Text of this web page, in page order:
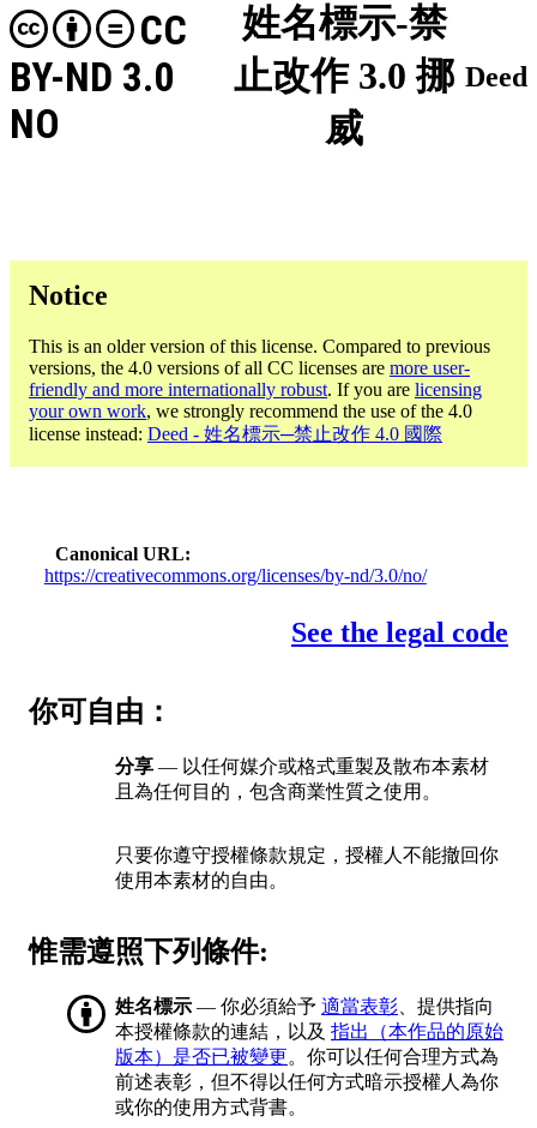
姓名標示-禁
止改作 3.0 挪
威
CC
BY-ND 3.0
NO
Deed
Notice
This is an older version of this license. Compared to previous
versions, the 4.0 versions of all CC licenses are more user-
friendly and more internationally robust. If you are licensing
your own work, we strongly recommend the use of the 4.0
license instead: Deed - 姓名標示─禁止改作 4.0 國際
Canonical URL
https://creativecommons.org/licenses/by-nd/3.0/no/
See the legal code
你可自由：
分享 — 以任何媒介或格式重製及散布本素材
且為任何目的，包含商業性質之使用。
只要你遵守授權條款規定，授權人不能撤回你
使用本素材的自由。
惟需遵照下列條件:
姓名標示 — 你必須給予 適當表彰 、提供指向
本授權條款的連結，以及 指出（本作品的原始
版本）是否已被變更。你可以任何合理方式為
前述表彰，但不得以任何方式暗示授權人為你
或你的使用方式背書。